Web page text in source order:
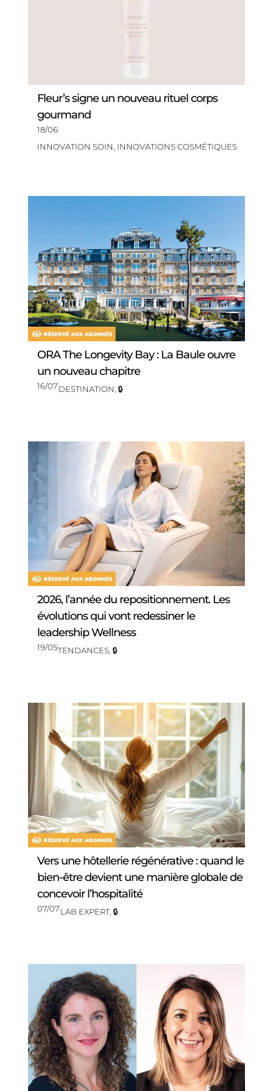
Fleur’s signe un nouveau rituel corps
gourmand
18/06
INNOVATION SOIN, INNOVATIONS COSMÉTIQUES
ORA The Longevity Bay : La Baule ouvre
un nouveau chapitre
16/07DESTINATION 🔒
2026, l’année du repositionnement. Les
évolutions qui vont redessiner le
leadership Wellness
19/05TENDANCES, 🔒
Vers une hôtellerie régénérative : quand le
bien-être devient une manière globale de
concevoir l’hospitalité
07/07LAB EXPERT, 🔒